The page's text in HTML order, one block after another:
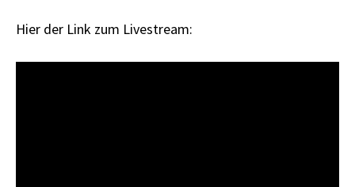
Hier der Link zum Livestream: